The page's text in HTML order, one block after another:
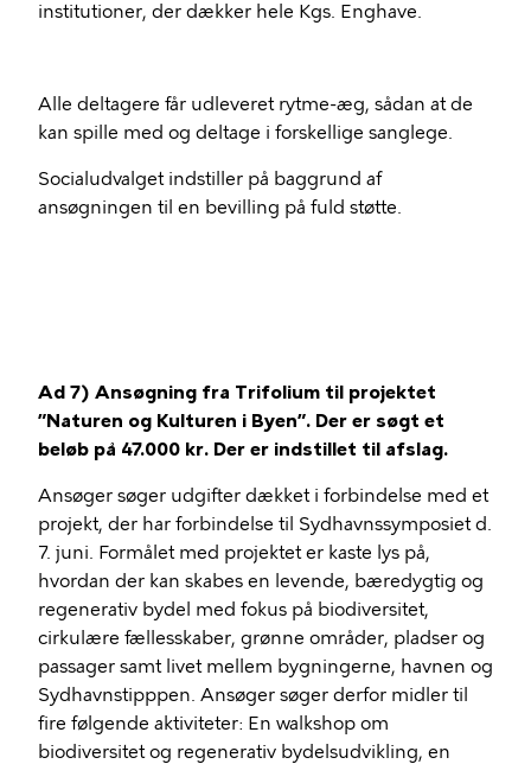
institutioner, der dækker hele Kgs. Enghave.
Alle deltagere får udleveret rytme-æg, sådan at de
kan spille med og deltage i forskellige sanglege.
Socialudvalget indstiller på baggrund af
ansøgningen til en bevilling på fuld støtte.
Ad 7) Ansøgning fra Trifolium til projektet
”Naturen og Kulturen i Byen”. Der er søgt et
beløb på 47.000 kr. Der er indstillet til afslag.
Ansøger søger udgifter dækket i forbindelse med et
projekt, der har forbindelse til Sydhavnssymposiet d.
7. juni. Formålet med projektet er kaste lys på,
hvordan der kan skabes en levende, bæredygtig og
regenerativ bydel med fokus på biodiversitet,
cirkulære fællesskaber, grønne områder, pladser og
passager samt livet mellem bygningerne, havnen og
Sydhavnstipppen. Ansøger søger derfor midler til
fire følgende aktiviteter: En walkshop om
biodiversitet og regenerativ bydelsudvikling, en